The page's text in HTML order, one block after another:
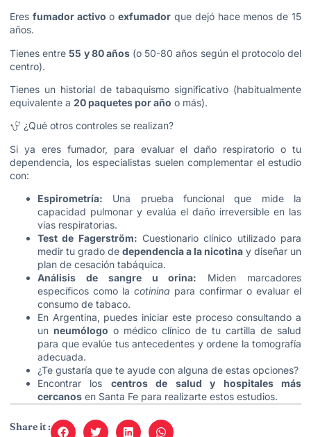
Eres fumador activo oexfumador que dejó hace menos de 15
años.
Tienes entre55 y 80 años(o 50-80 años según el protocolo del
centro).
Tienes un historial de tabaquismo significativo (habitualmente
equivalente a 20 paquetes por año o más).
¿Qué otros controles se realizan?
Si ya eres fumador, para evaluar el daño respiratorio o tu
dependencia, los especialistas suelen complementar el estudio
con:
Espirometría: Una prueba funcional que mide la
capacidad pulmonar y evalúa el daño irreversible en las
vías respiratorias.
Test de Fagerström: Cuestionario clínico utilizado para
medir tu grado de dependencia a la nicotina y diseñar un
plan de cesación tabáquica.
Análisis de sangre u orina: Miden marcadores
específicos como la cotinina para confirmar o evaluar el
consumo de tabaco.
En Argentina, puedes iniciar este proceso consultando a
un neumólogo o médico clínico de tu cartilla de salud
para que evalúe tus antecedentes y ordene la tomografía
adecuada.
¿Te gustaría que te ayude con alguna de estas opciones?
Encontrar los centros de salud y hospitales más
cercanos en Santa Fe para realizarte estos estudios.
Share it :